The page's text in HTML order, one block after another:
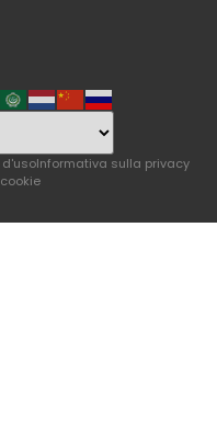
Informativa sulla privacy